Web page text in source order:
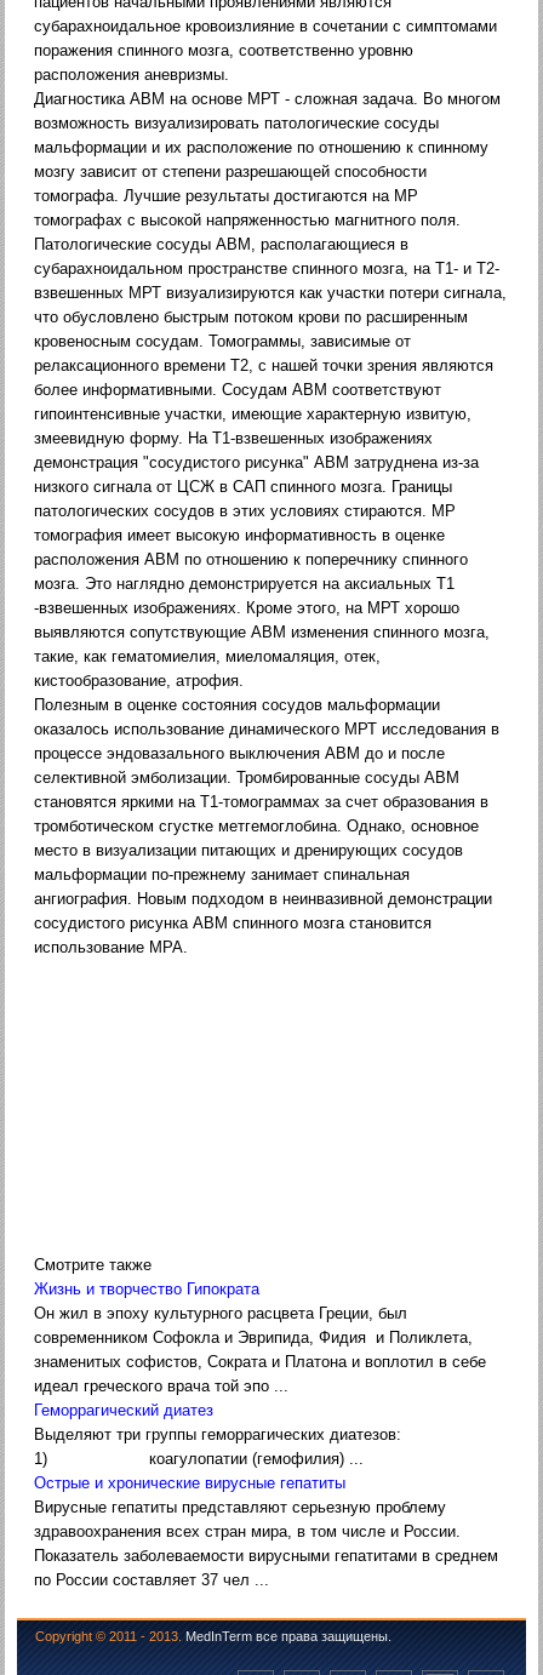
субарахноидальное кровоизлияние в сочетании с симптомами
поражения спинного мозга, соответственно уровню
расположения аневризмы.
Диагностика АВМ на основе МРТ - сложная задача. Во многом
возможность визуализировать патологические сосуды
мальформации и их расположение по отношению к спинному
мозгу зависит от степени разрешающей способности
томографа. Лучшие результаты достигаются на МР
томографах с высокой напряженностью магнитного поля.
Патологические сосуды АВМ, располагающиеся в
субарахноидальном пространстве спинного мозга, на Т1- и Т2-
взвешенных МРТ визуализируются как участки потери сигнала,
что обусловлено быстрым потоком крови по расширенным
кровеносным сосудам. Томограммы, зависимые от
релаксационного времени Т2, с нашей точки зрения являются
более информативными. Сосудам АВМ соответствуют
гипоинтенсивные участки, имеющие характерную извитую,
змеевидную форму. На Т1-взвешенных изображениях
демонстрация "сосудистого рисунка" АВМ затруднена из-за
низкого сигнала от ЦСЖ в САП спинного мозга. Границы
патологических сосудов в этих условиях стираются. МР
томография имеет высокую информативность в оценке
расположения АВМ по отношению к поперечнику спинного
мозга. Это наглядно демонстрируется на аксиальных Т1
-взвешенных изображениях. Кроме этого, на МРТ хорошо
выявляются сопутствующие АВМ изменения спинного мозга,
такие, как гематомиелия, миеломаляция, отек,
кистообразование, атрофия.
Полезным в оценке состояния сосудов мальформации
оказалось использование динамического МРТ исследования в
процессе эндовазального выключения АВМ до и после
селективной эмболизации. Тромбированные сосуды АВМ
становятся яркими на Т1-томограммах за счет образования в
тромботическом сгустке метгемоглобина. Однако, основное
место в визуализации питающих и дренирующих сосудов
мальформации по-прежнему занимает спинальная
ангиография. Новым подходом в неинвазивной демонстрации
сосудистого рисунка АВМ спинного мозга становится
использование МРА.
Смотрите также
Жизнь и творчество Гипократа
Он жил в эпоху культурного расцвета Греции, был
современником Софокла и Эврипида, Фидия и Поликлета,
знаменитых софистов, Сократа и Платона и воплотил в себе
идеал греческого врача той эпо ...
Геморрагический диатез
Выделяют три группы геморрагических диатезов:
1) коагулопатии (гемофилия) ...
Острые и хронические вирусные гепатиты
Вирусные гепатиты представляют серьезную проблему
здравоохранения всех стран мира, в том числе и России.
Показатель заболеваемости вирусными гепатитами в среднем
по России составляет 37 чел ...
Copyright © 2011 - 2013. MedInTerm все права защищены.